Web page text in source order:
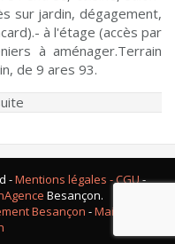
sur jardin, dégagement,
à l'étage (accès par
à aménager.Terrain
de 9 ares 93.
-Mentions légales - CGU-
Besançon.
Besançon -Maison